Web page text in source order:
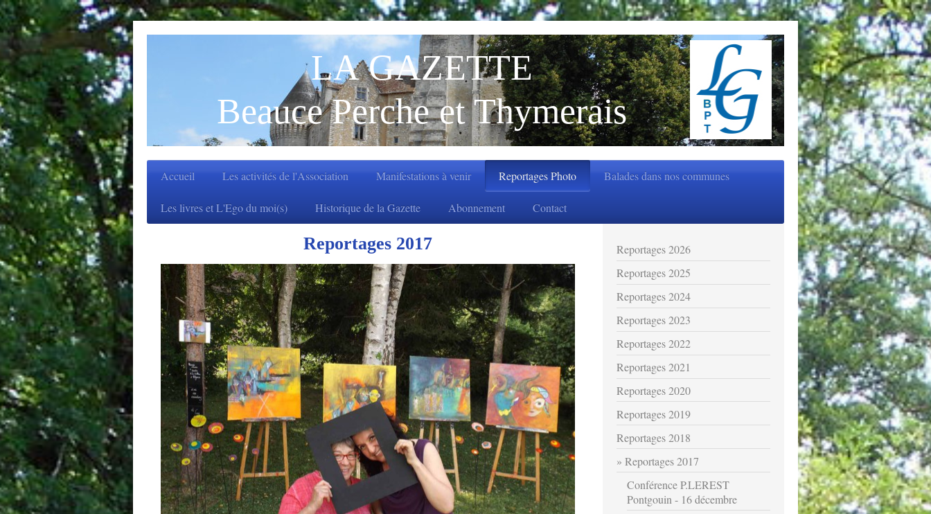
LA GAZETTE
Beauce Perche et Thymerais
Accueil Les activités de l'Association Manifestations à venir Reportages Photo Balades dans nos communes
Les livres et L'Ego du moi(s) Historique de la Gazette Abonnement Contact
Reportages 2017
Reportages 2026
Reportages 2025
Reportages 2024
Reportages 2023
Reportages 2022
Reportages 2021
Reportages 2020
Reportages 2019
Reportages 2018
Reportages 2017
Conférence P.LEREST
Pontgouin - 16 décembre